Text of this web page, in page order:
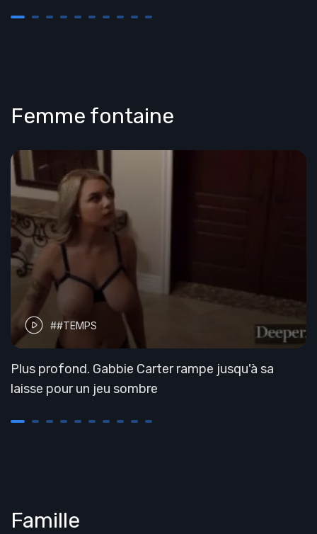
Femme fontaine
##TEMPS
Plus profond. Gabbie Carter rampe jusqu'à sa
laisse pour un jeu sombre
Famille